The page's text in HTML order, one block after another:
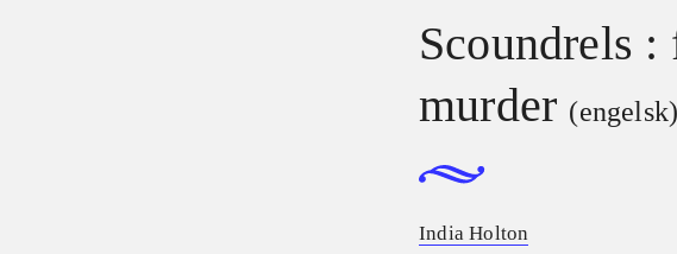
Scoundrels
murder (engelsk)
India Holton